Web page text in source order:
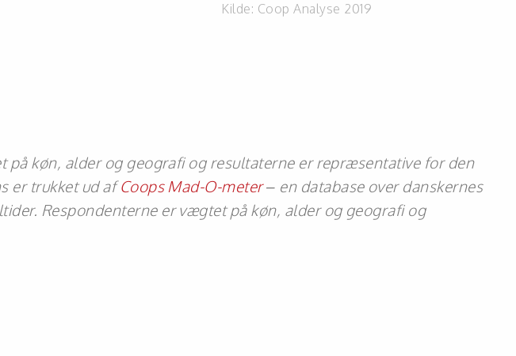
Kilde: Coop Analyse 2019
på køn, alder og geografi og resultaterne er repræsentative for den
er trukket ud afCoops Mad-O-meter– en database over danskernes
Respondenterne er vægtet på køn, alder og geografi og